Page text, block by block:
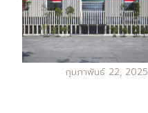
กุมภาพันธ์ 22, 2025